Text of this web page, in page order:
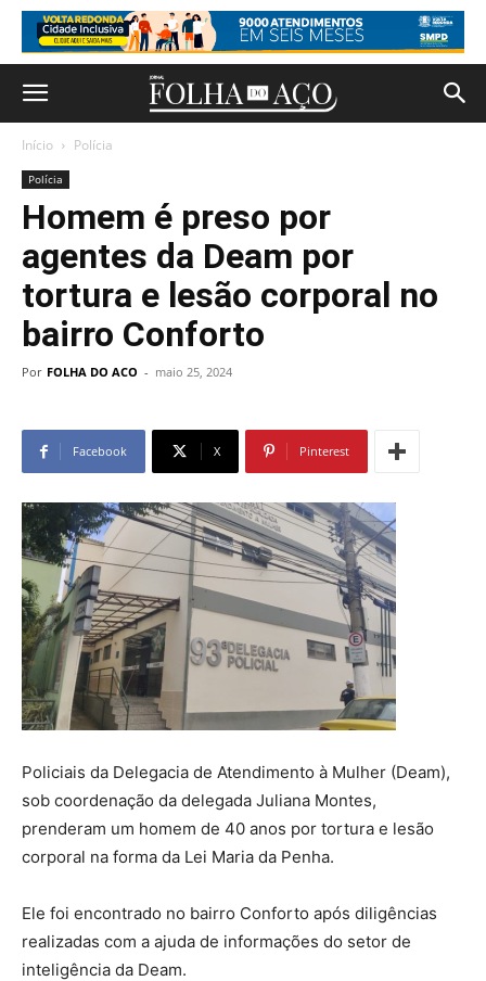
Início Polícia
Polícia
Homem é preso por
agentes da Deam por
tortura e lesão corporal no
bairro Conforto
Por FOLHA DO ACO - maio 25, 2024
Facebook X Pinterest
Policiais da Delegacia de Atendimento à Mulher (Deam),
sob coordenação da delegada Juliana Montes,
prenderam um homem de 40 anos por tortura e lesão
corporal na forma da Lei Maria da Penha.
Ele foi encontrado no bairro Conforto após diligências
realizadas com a ajuda de informações do setor de
inteligência da Deam.